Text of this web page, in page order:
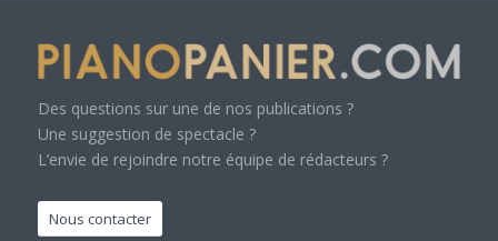
Des questions sur une de nos publications ?
Une suggestion de spectacle ?
L’envie de rejoindre notre équipe de rédacteurs ?
Nous contacter